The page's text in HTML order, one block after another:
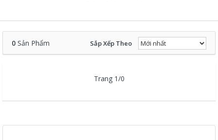
0 Sản Phẩm Sắp Xếp Theo
Trang 1/0